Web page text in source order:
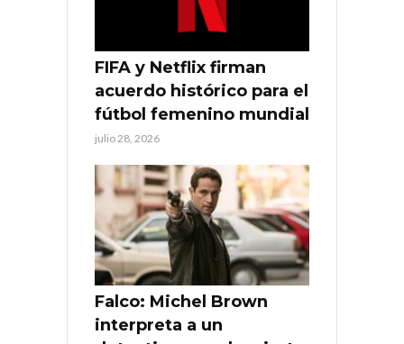
FIFA y Netflix firman
acuerdo histórico para el
fútbol femenino mundial
julio 28, 2026
Falco: Michel Brown
interpreta a un